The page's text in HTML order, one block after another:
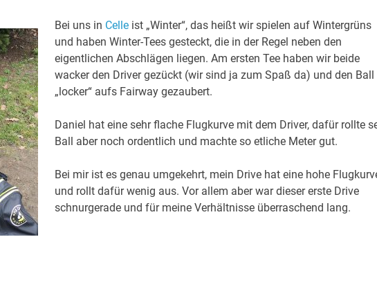
Bei uns in Celleist „Winter“, das heißt wir spielen auf Wintergrüns
und haben Winter-Tees gesteckt, die in der Regel neben den
eigentlichen Abschlägen liegen. Am ersten Tee haben wir beide
wacker den Driver gezückt (wir sind ja zum Spaß da) und den Ball
„locker“ aufs Fairway gezaubert.
Daniel hat eine sehr flache Flugkurve mit dem Driver, dafür rollte
Ball aber noch ordentlich und machte so etliche Meter gut.
Bei mir ist es genau umgekehrt, mein Drive hat eine hohe
und rollt dafür wenig aus. Vor allem aber war dieser erste Drive
schnurgerade und für meine Verhältnisse überraschend lang.